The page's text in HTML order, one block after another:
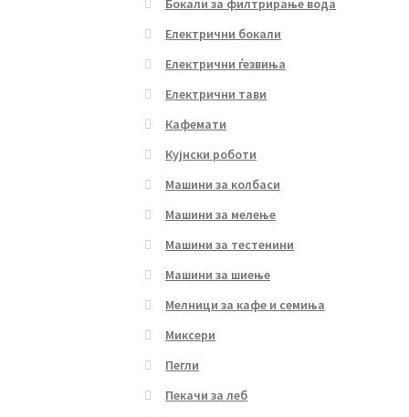
Бокали за филтрирање вода
Електрични бокали
Електрични ѓезвиња
Електрични тави
Кафемати
Кујнски роботи
Машини за колбаси
Машини за мелење
Машини за тестенини
Машини за шиење
Мелници за кафе и семиња
Миксери
Пегли
Пекачи за леб